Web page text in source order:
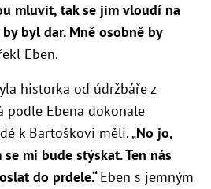
mluvit, tak se jim vloudí na
byl dar. Mně osobně by
Eben.
historka od údržbáře z
podle Ebena dokonale
k Bartoškovi měli. „No jo,
mi bude stýskat. Ten nás
do prdele.“Eben s jemným